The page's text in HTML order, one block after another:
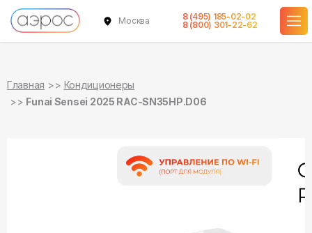
Москва
8 (495) 185-02-02
8 (800) 301-22-62
Главная
Кондиционеры
Funai Sensei 2025 RAC-SN35HP.D06
в наличии
в наличии